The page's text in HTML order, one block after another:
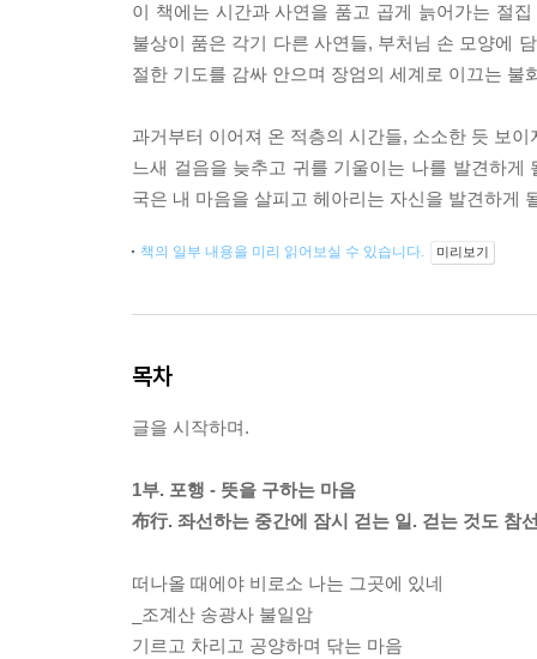
이 책에는 시간과 사연을 품고 곱게 늙어가는 절
불상이 품은 각기 다른 사연들, 부처님 손 모양에
절한 기도를 감싸 안으며 장엄의 세계로 이끄는
과거부터 이어져 온 적층의 시간들, 소소한 듯 보
느새 걸음을 늦추고 귀를 기울이는 나를 발견하
국은 내 마음을 살피고 헤아리는 자신을 발견하게
책의 일부 내용을 미리 읽어보실 수 있습니다. 미리보기
목차
글을 시작하며.
1부. 포행 - 뜻을 구하는 마음
布行. 좌선하는 중간에 잠시 걷는 일. 걷는 것도 참
떠나올 때에야 비로소 나는 그곳에 있네
_조계산 송광사 불일암
기르고 차리고 공양하며 닦는 마음